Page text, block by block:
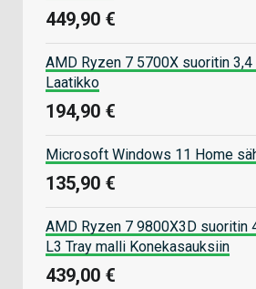
449,90 €
AMD Ryzen 7 5700X suoritin 3,4
Laatikko
194,90 €
Microsoft Windows 11 Home
135,90 €
AMD Ryzen 7 9800X3D suoritin
L3 Tray malli Konekasauksiin
439,00 €